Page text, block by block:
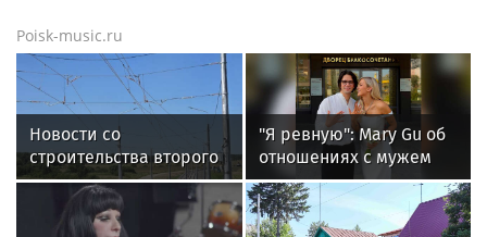
Poisk-music.ru
Новости со
строительства второго
этапа линии
«Славянка»
"Я ревную": Mary Gu об
отношениях с мужем